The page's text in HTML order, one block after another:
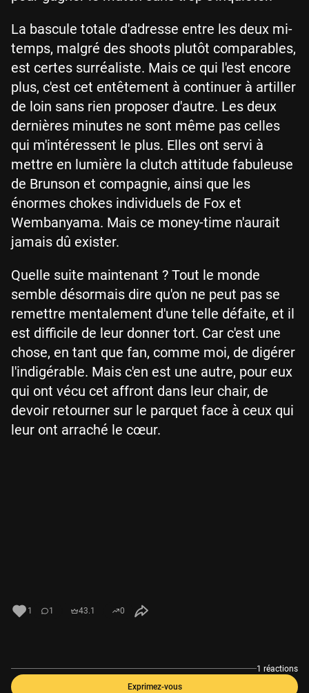
La bascule totale d'adresse entre les deux mi-
temps, malgré des shoots plutôt comparables,
est certes surréaliste. Mais ce qui l'est encore
plus, c'est cet entêtement à continuer à artiller
de loin sans rien proposer d'autre. Les deux
dernières minutes ne sont même pas celles
qui m'intéressent le plus. Elles ont servi à
mettre en lumière la clutch attitude fabuleuse
de Brunson et compagnie, ainsi que les
énormes chokes individuels de Fox et
Wembanyama. Mais ce money-time n'aurait
jamais dû exister.
Quelle suite maintenant ? Tout le monde
semble désormais dire qu'on ne peut pas se
remettre mentalement d'une telle défaite, et il
est difficile de leur donner tort. Car c'est une
chose, en tant que fan, comme moi, de digérer
l'indigérable. Mais c'en est une autre, pour eux
qui ont vécu cet affront dans leur chair, de
devoir retourner sur le parquet face à ceux qui
leur ont arraché le cœur.
1 1 43.1 0
1 réactions
Exprimez-vous